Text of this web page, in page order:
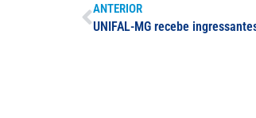
ANTERIOR
UNIFAL-MG recebe